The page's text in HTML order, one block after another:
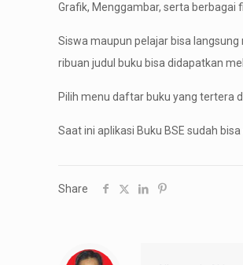
Grafik, Menggambar, serta berbagai
Siswa maupun pelajar bisa
ribuan judul buku bisa didapatkan
Pilih menu daftar buku yang tertera
Saat ini aplikasi Buku BSE sudah
Share